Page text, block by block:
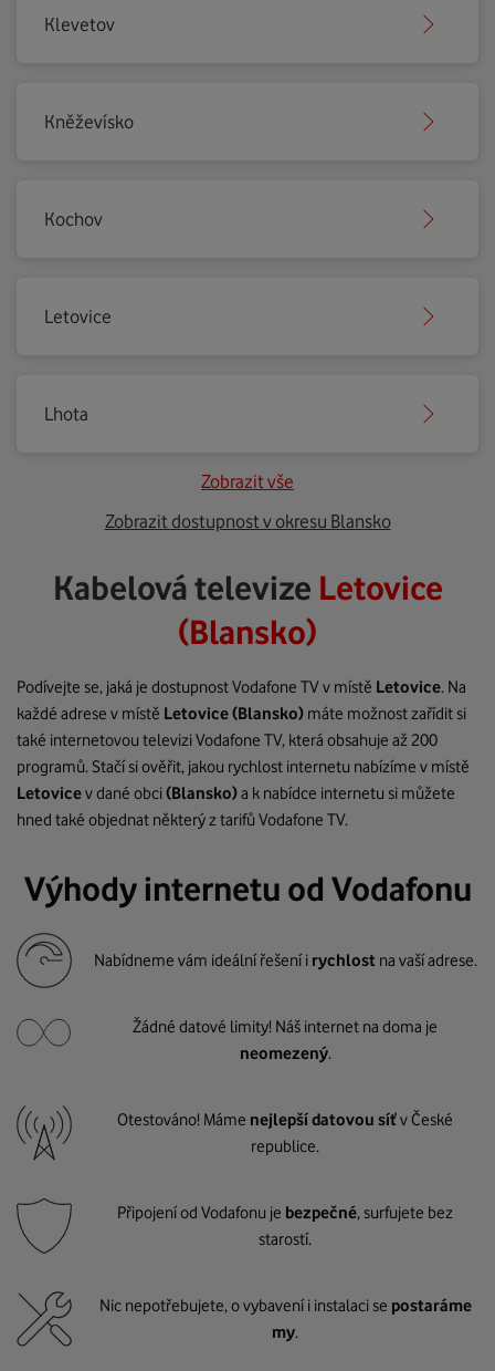
Klevetov
Kněževísko
Kochov
Letovice
Lhota
Zobrazit vše
Zobrazit dostupnost v okresu Blansko
Kabelová televize Letovice
(Blansko)
Podívejte se, jaká je dostupnost Vodafone TV v místě Letovice. Na
každé adrese v místě Letovice(Blansko) máte možnost zařídit si
také internetovou televizi Vodafone TV, která obsahuje až 200
programů. Stačí si ověřit, jakou rychlost internetu nabízíme v místě
Letovicev dané obci(Blansko)a k nabídce internetu si můžete
hned také objednat některý z tarifů Vodafone TV.
Výhody internetu od Vodafonu
Nabídneme vám ideální řešení i rychlost na vaší adrese.
Žádné datové limity! Náš internet na doma je
neomezený.
Otestováno! Máme nejlepší datovou síťv České
republice.
Připojení od Vodafonu je bezpečné, surfujete bez
starostí.
Nic nepotřebujete, o vybavení i instalaci se postaráme
my.